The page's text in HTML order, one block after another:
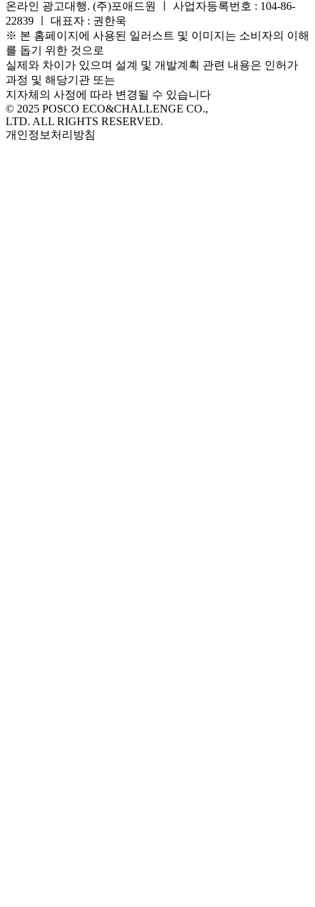
온라인 광고대행. (주)포애드원 ㅣ 사업자등록번호 : 104-86-
22839 ㅣ 대표자 : 권한욱
※ 본 홈페이지에 사용된 일러스트 및 이미지는 소비자의 이해
를 돕기 위한 것으로
실제와 차이가 있으며 설계 및 개발계획 관련 내용은 인허가
과정 및 해당기관 또는
지자체의 사정에 따라 변경될 수 있습니다
© 2025 POSCO ECO&CHALLENGE CO.,
LTD. ALL RIGHTS RESERVED.
개인정보처리방침